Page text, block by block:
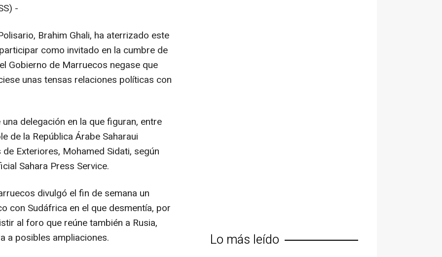
-
Brahim Ghali, ha aterrizado este
como invitado en la cumbre de
Gobierno de Marruecos negase que
unas tensas relaciones políticas con
delegación en la que figuran, entre
de la República Árabe Saharaui
Exteriores, Mohamed Sidati, según
Sahara Press Service.
divulgó el fin de semana un
con Sudáfrica en el que desmentía, por
al foro que reúne también a Rusia,
a posibles ampliaciones.
Lo más leído